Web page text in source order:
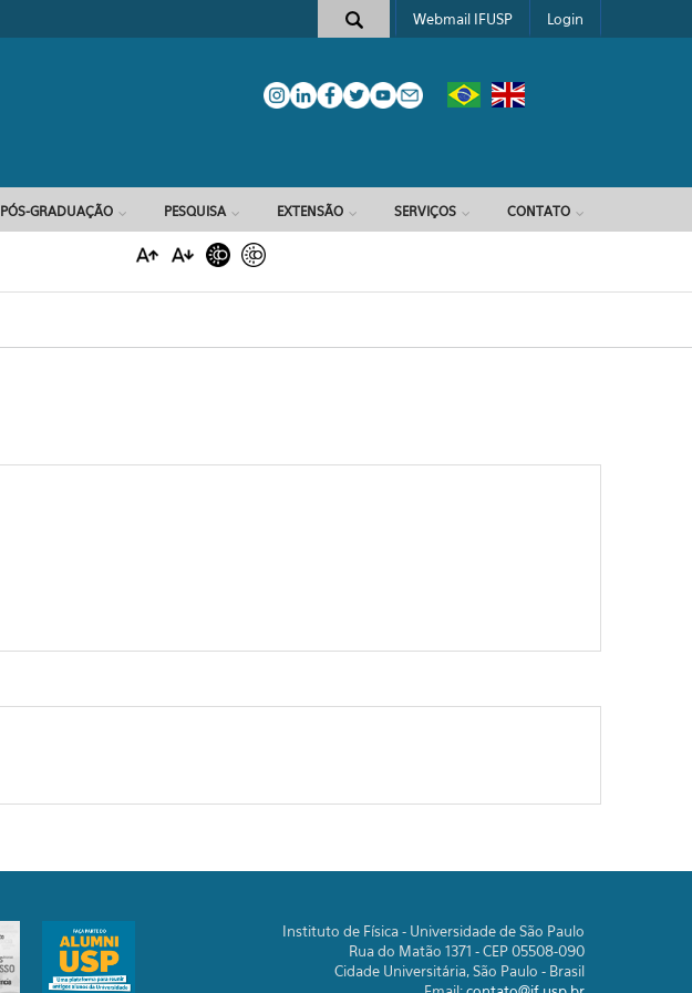
Formulário de busca
Webmail IFUSP Login
PÓS-GRADUAÇÃO PESQUISA EXTENSÃO SERVIÇOS CONTATO
Instituto de Física - Universidade de São Paulo
Rua do Matão 1371 - CEP 05508-090
Cidade Universitária, São Paulo - Brasil